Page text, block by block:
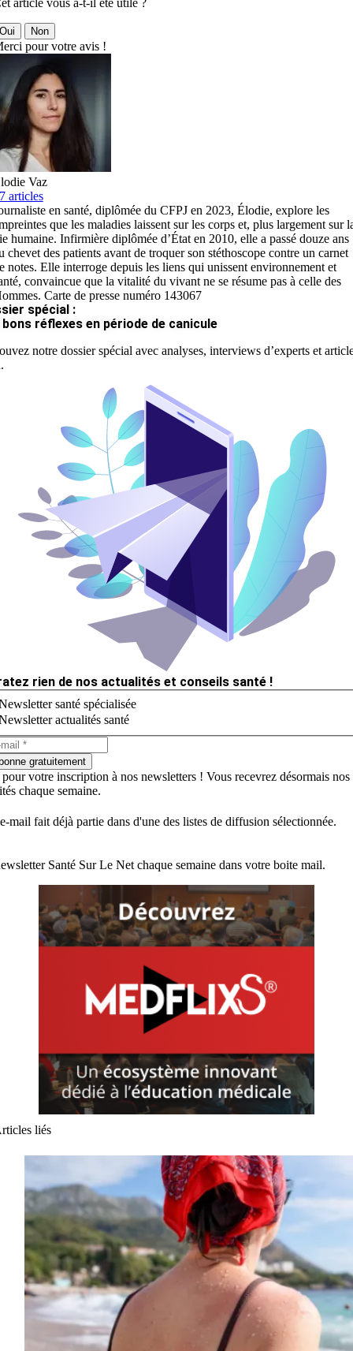
article vous a-t-il été utile ?
Non
pour votre avis !
Vaz
articles
en santé, diplômée du CFPJ en 2023, Élodie, explore les
que les maladies laissent sur les corps et, plus largement sur
humaine. Infirmière diplômée d’État en 2010, elle a passé douze ans
chevet des patients avant de troquer son stéthoscope contre un carnet
notes. Elle interroge depuis les liens qui unissent environnement et
convaincue que la vitalité du vivant ne se résume pas à celle des
Carte de presse numéro 143067
spécial :
bons réflexes en période de canicule
notre dossier spécial avec analyses, interviews d’experts et
rien de nos actualités et conseils santé !
santé spécialisée
actualités santé
gratuitement
votre inscription à nos newsletters ! Vous recevrez désormais nos
chaque semaine.
mail fait déjà partie dans d'une des listes de diffusion sélectionnée.
Santé Sur Le Net chaque semaine dans votre boite mail.
liés